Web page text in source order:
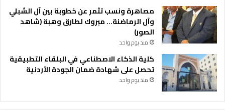
مصاهرة ونسب تثمر عن خطوبة بين آل الشبلي
وآل الرماضنة… مبروك لطارق وهبة (شاهد
الصور)
منذ يوم واحد
كلية الذكاء الاصطناعي في البلقاء التطبيقية
تحصل على شهادة ضمان الجودة الأردنية
منذ يوم واحد